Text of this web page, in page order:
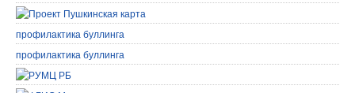
профилактика буллинга
профилактика буллинга